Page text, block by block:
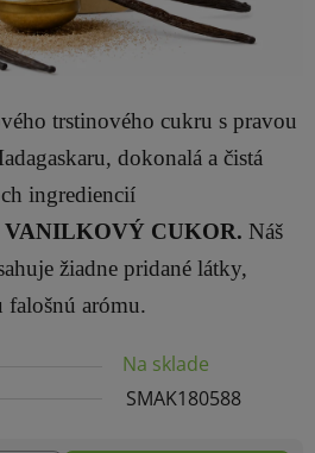
trstinového cukru s pravou
dokonalá a čistá
ingrediencií
VANILKOVÝ CUKOR. Náš
žiadne pridané látky,
falošnú arómu.
Na sklade
SMAK180588